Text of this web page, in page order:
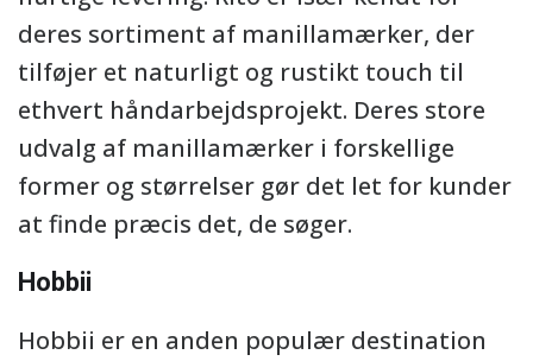
deres sortiment af manillamærker, der
tilføjer et naturligt og rustikt touch til
ethvert håndarbejdsprojekt. Deres store
udvalg af manillamærker i forskellige
former og størrelser gør det let for kunder
at finde præcis det, de søger.
Hobbii
Hobbii er en anden populær destination